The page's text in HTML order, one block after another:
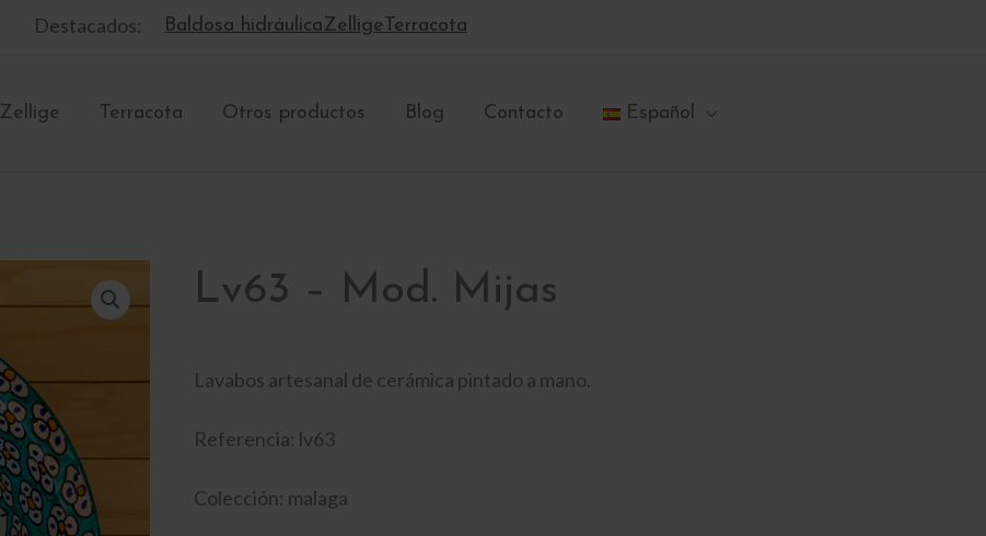
Destacados: Baldosa hidráulicaZellige Terracota
Zellige Terracota Otros productos Blog Contacto Español
Lv63 – Mod. Mijas
Lavabos artesanal de cerámica pintado a mano.
Referencia: lv63
Colección: malaga